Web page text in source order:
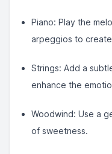
Piano: Play the
arpeggios to
Strings: Add a
enhance the
Woodwind: Use a
of sweetness.